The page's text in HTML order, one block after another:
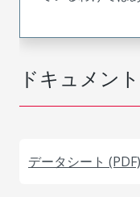
ドキュメン
データシート (PDF)